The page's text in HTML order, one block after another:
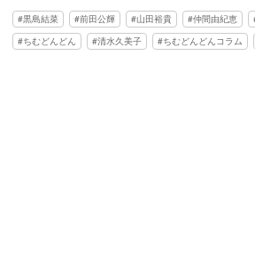
黒島結菜 前田公輝 山田裕貴 仲間由紀恵
ちむどんどん
清水久美子 ちむどんどんコラム